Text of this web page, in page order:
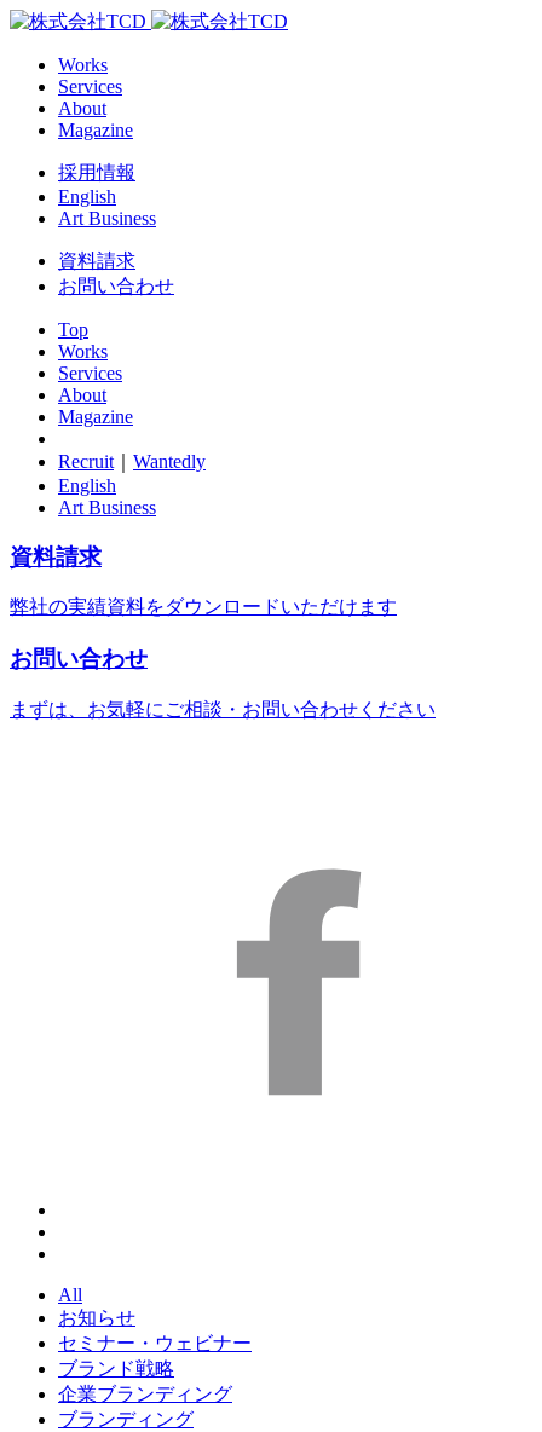
Works
Services
About
Magazine
採用情報
English
Art Business
資料請求
お問い合わせ
Top
Works
Services
About
Magazine
Recruit
Wantedly
English
Art Business
資料請求
弊社の実績資料をダウンロードいただけます
お問い合わせ
まずは、お気軽にご相談・お問い合わせください
All
お知らせ
セミナー・ウェビナー
ブランド戦略
企業ブランディング
ブランディング